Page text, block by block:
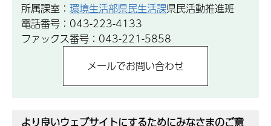
所属課室： 環境生活部県民生活課県民活動推進班
電話番号：043-223-4133
ファックス番号：043-221-5858
より良いウェブサイトにするためにみなさまのご意